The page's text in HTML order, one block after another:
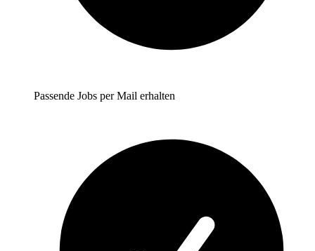
Passende Jobs per Mail erhalten